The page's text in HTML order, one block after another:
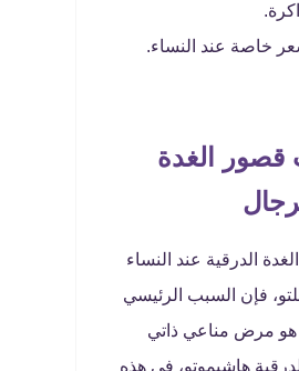
خاصة عند النساء.
قصور الغدة
الدرقية عند النساء
فإن السبب الرئيسي
هو مرض مناعي ذاتي
هاشيموتو، في هذه